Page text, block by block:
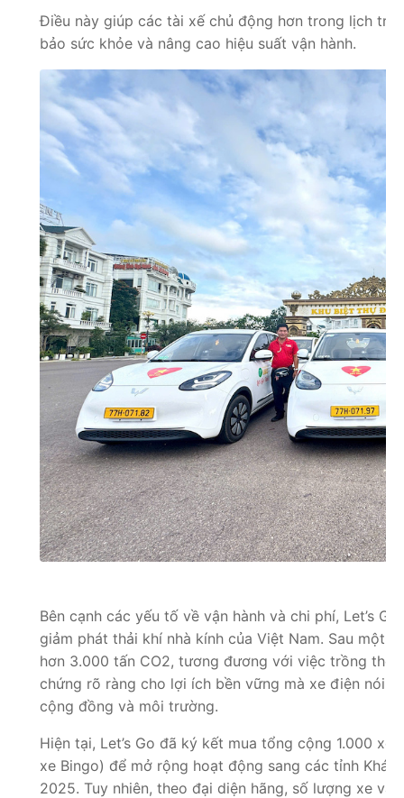
Điều này giúp các tài xế chủ động hơn trong lịch
bảo sức khỏe và nâng cao hiệu suất vận hành.
Bên cạnh các yếu tố về vận hành và chi phí, Let’s
giảm phát thải khí nhà kính của Việt Nam. Sau một
hơn 3.000 tấn CO2, tương đương với việc trồng
chứng rõ ràng cho lợi ích bền vững mà xe điện nói
cộng đồng và môi trường.
Hiện tại, Let’s Go đã ký kết mua tổng cộng 1.000
xe Bingo) để mở rộng hoạt động sang các tỉnh
2025. Tuy nhiên, theo đại diện hãng, số lượng xe